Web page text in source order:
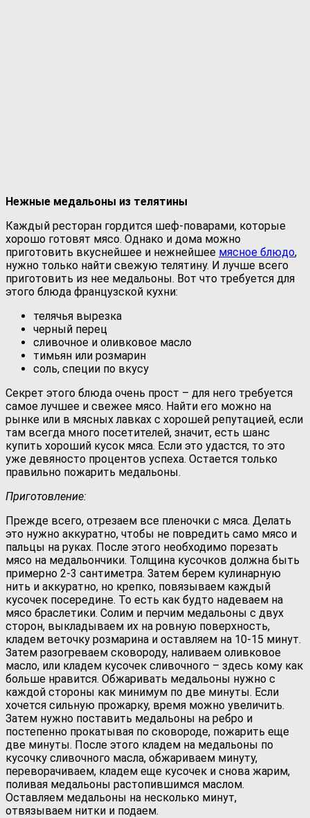
Нежные медальоны из телятины
Каждый ресторан гордится шеф-поварами, которые
хорошо готовят мясо. Однако и дома можно
приготовить вкуснейшее и нежнейшее мясное блюдо,
нужно только найти свежую телятину. И лучше всего
приготовить из нее медальоны. Вот что требуется для
этого блюда французской кухни:
телячья вырезка
черный перец
сливочное и оливковое масло
тимьян или розмарин
соль, специи по вкусу
Секрет этого блюда очень прост – для него требуется
самое лучшее и свежее мясо. Найти его можно на
рынке или в мясных лавках с хорошей репутацией, если
там всегда много посетителей, значит, есть шанс
купить хороший кусок мяса. Если это удастся, то это
уже девяносто процентов успеха. Остается только
правильно пожарить медальоны.
Приготовление:
Прежде всего, отрезаем все пленочки с мяса. Делать
это нужно аккуратно, чтобы не повредить само мясо и
пальцы на руках. После этого необходимо порезать
мясо на медальончики. Толщина кусочков должна быть
примерно 2-3 сантиметра. Затем берем кулинарную
нить и аккуратно, но крепко, повязываем каждый
кусочек посередине. То есть как будто надеваем на
мясо браслетики. Солим и перчим медальоны с двух
сторон, выкладываем их на ровную поверхность,
кладем веточку розмарина и оставляем на 10-15 минут.
Затем разогреваем сковороду, наливаем оливковое
масло, или кладем кусочек сливочного – здесь кому как
больше нравится. Обжаривать медальоны нужно с
каждой стороны как минимум по две минуты. Если
хочется сильную прожарку, время можно увеличить.
Затем нужно поставить медальоны на ребро и
постепенно прокатывая по сковороде, пожарить еще
две минуты. После этого кладем на медальоны по
кусочку сливочного масла, обжариваем минуту,
переворачиваем, кладем еще кусочек и снова жарим,
поливая медальоны растопившимся маслом.
Оставляем медальоны на несколько минут,
отвязываем нитки и подаем.